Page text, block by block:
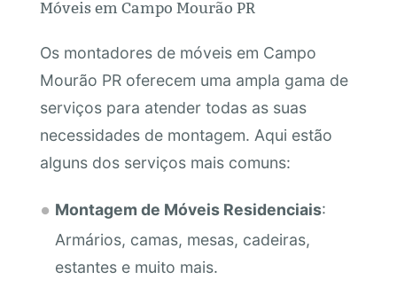
Móveis em Campo Mourão PR
Os montadores de móveis em Campo
Mourão PR oferecem uma ampla gama de
serviços para atender todas as suas
necessidades de montagem. Aqui estão
alguns dos serviços mais comuns:
Montagem de Móveis Residenciais:
Armários, camas, mesas, cadeiras,
estantes e muito mais.